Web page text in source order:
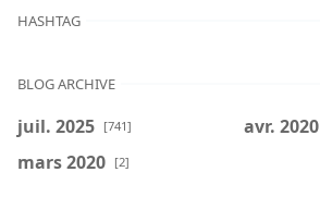
HASHTAG
BLOG ARCHIVE
juil. 2025 [741] avr. 2020
mars 2020 [2]